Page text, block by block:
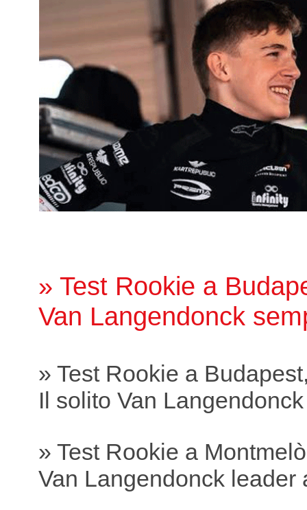
» Test Rookie a
Van Langendonck
» Test Rookie a
Il solito Van
» Test Rookie a Montmelò
Van Langendonck leader